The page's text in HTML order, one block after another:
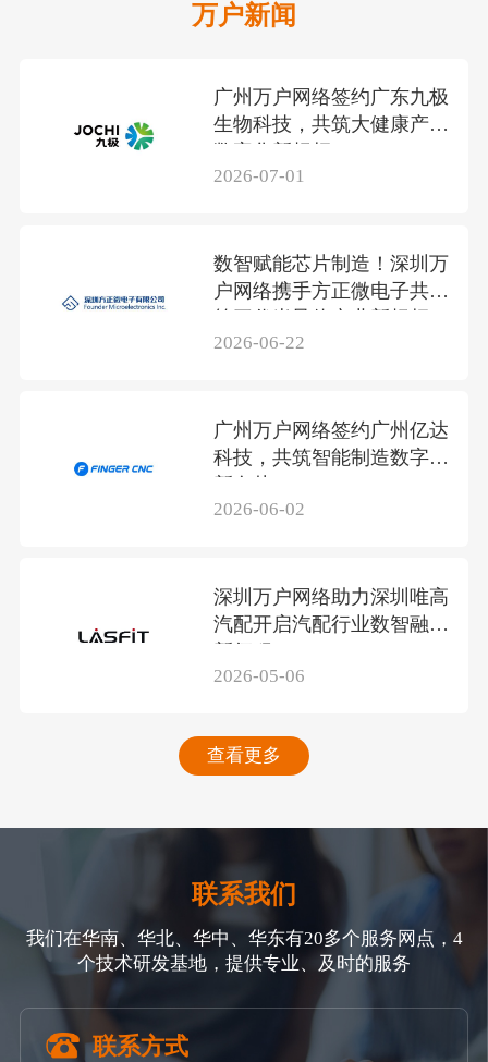
万户新闻
广州万户网络签约广东九极
生物科技，共筑大健康产业
2026-07-01
数智赋能芯片制造！深圳万
户网络携手方正微电子共筑
2026-06-22
广州万户网络签约广州亿达
科技，共筑智能制造数字化
新名片
2026-06-02
深圳万户网络助力深圳唯高
汽配开启汽配行业数智融合
新征程
2026-05-06
查看更多
联系我们
我们在华南、华北、华中、华东有20多个服务网点，4
个技术研发基地，提供专业、及时的服务
联系方式